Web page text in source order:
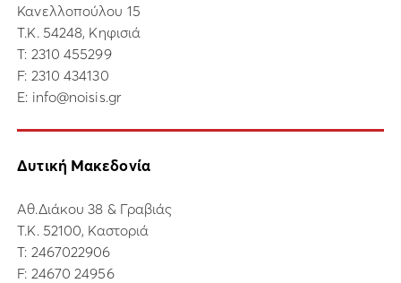
Κανελλοπούλου 15
Τ.Κ. 54248, Κηφισιά
Τ: 2310 455299
F: 2310 434130
E: info@noisis.gr
Δυτική Μακεδονία
Αθ.Διάκου 38 & Γραβιάς
Τ.Κ. 52100, Καστοριά
Τ: 2467022906
F: 24670 24956